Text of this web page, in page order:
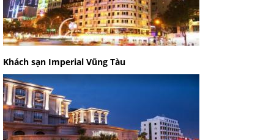
Khách sạn Imperial Vũng Tàu